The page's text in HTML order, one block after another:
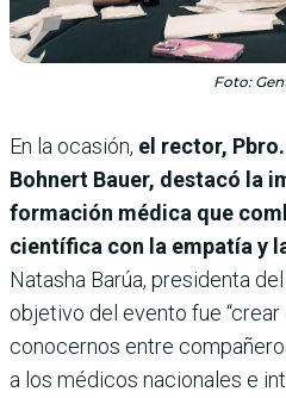
Foto:
En la ocasión, el rector,
Bohnert Bauer, destacó la
formación médica que
científica con la empatía y
Natasha Barúa, presidenta
objetivo del evento fue
conocernos entre
a los médicos nacionales e